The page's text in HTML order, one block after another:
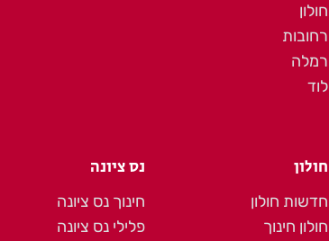
חולון
רחובות
רמלה
לוד
חולון
חדשות חולון
חולון חינוך
נס ציונה
חינוך נס ציונה
פלילי נס ציונה